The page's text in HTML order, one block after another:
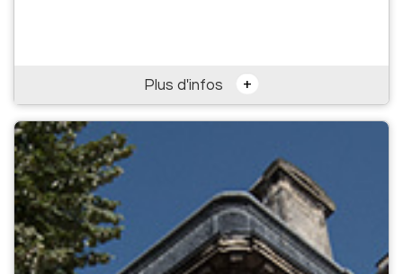
Plus d'infos +